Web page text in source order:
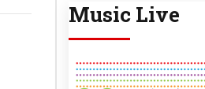
Music Live